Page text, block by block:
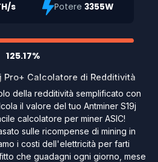
s Potere 3355W
125.17%
Pro+ Calcolatore di Redditività
della redditività semplificato con
il valore del tuo Antminer S19j
calcolatore per miner ASIC!
sulle ricompense di mining in
i costi dell'elettricità per farti
che guadagni ogni giorno, mese